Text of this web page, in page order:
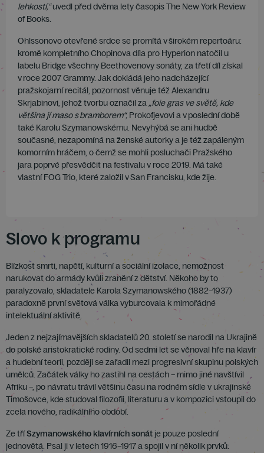
lehkostí,“uvedl před dvěma lety časopis The New York Review
of Books.
Ohlssonovo otevřené srdce se promítá v širokém repertoáru:
kromě kompletního Chopinova díla pro Hyperion natočil u
labelu Bridge všechny Beethovenovy sonáty, za třetí díl získal
v roce 2007 Grammy. Jak dokládá jeho nadcházející
pražskojarní recitál, pozornost věnuje též Alexandru
Skrjabinovi, jehož tvorbu označil za„foie gras ve světě, kde
většina jí maso sbramborem“, Prokofjevovi a v poslední době
také Karolu Szymanowskému. Nevyhýbá se ani hudbě
současné, nezapomíná na ženské autorky a je též zapáleným
komorním hráčem, o čemž se mohli posluchači Pražského
jara poprvé přesvědčit na festivalu v roce 2019. Má také
vlastní FOG Trio, které založil v San Francisku, kde žije.
Slovo k programu
Blízkost smrti, napětí, kulturní a sociální izolace, nemožnost
narukovat do armády kvůli zranění z dětství. Někoho by to
paralyzovalo, skladatele Karola Szymanowského (1882–1937)
paradoxně první světová válka vyburcovala k mimořádné
intelektuální aktivitě.
Jeden z nejzajímavějších skladatelů 20. století se narodil na Ukrajině
do polské aristokratické rodiny. Od sedmi let se věnoval hře na klavír
a hudební teorii, později se zařadil mezi progresivní skupinu polských
umělců. Začátek války ho zastihl na cestách – mimo jiné navštívil
Afriku –, po návratu trávil většinu času na rodném sídle v ukrajinské
Timošovce, kde studoval filozofii, literaturu a v kompozici vstoupil do
zcela nového, radikálního období.
Ze tříSzymanowského klavírních sonát je pouze poslední
jednovětá. Psal ji v letech 1916–1917 a spojil v ní několik prvků: